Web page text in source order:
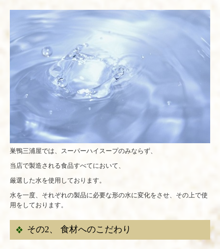
巣鴨三浦屋では、スーパーハイスープのみならず、
当店で製造される食品すべてにおいて、
厳選した水を使用しております。
水を一度、それぞれの製品に必要な形の水に変化をさせ、その上で使
用をしております。
その2、 食材へのこだわり